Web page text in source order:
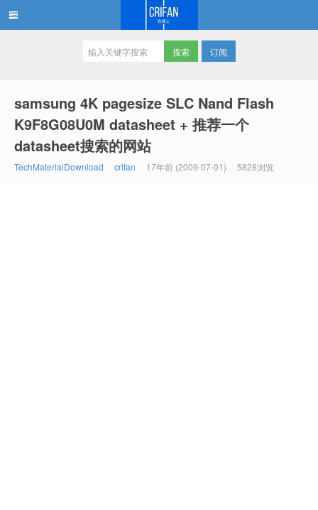
订阅
samsung 4K pagesize SLC Nand Flash
K9F8G08U0M datasheet + 推荐一个
datasheet搜索的网站
TechMaterialDownload crifan 17年前 (2009-07-01) 5828浏览